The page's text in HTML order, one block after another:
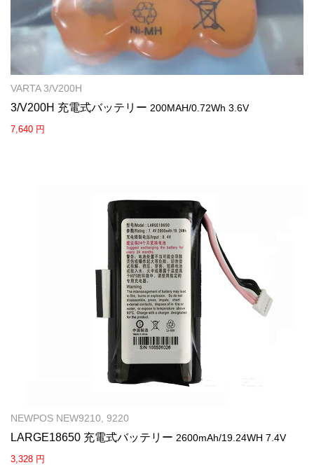
VARTA 3/V200H
3/V200H 充電式バッテリー 200MAH/0.72Wh 3.6V
7,640 円
NEWPOS NEW9210, 9220
LARGE18650 充電式バッテリー 2600mAh/19.24WH 7.4V
3,328 円